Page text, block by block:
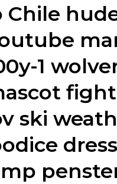
Chile
1
ski
mp